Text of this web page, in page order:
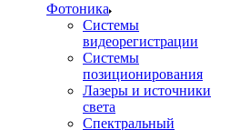
Фотоника
Cистемы
видеорегистрации
Системы
позиционирования
Лазеры и источники
света
Спектральный